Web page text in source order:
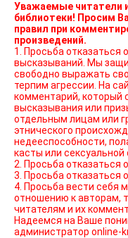
Уважаемые читатели
библиотеки! Просим
правил при
произведений.
1. Просьба отказаться
высказываний. Мы защищаем право наших читателей
свободно выражать
терпим агрессии. На
комментарий, который
высказывания или
отдельным лицам или
этнического
недееспособности,
касты или сексуальной
2. Просьба отказаться
3. Просьба отказаться
4. Просьба вести себя
отношению к авторам,
читателям и их
Надеемся на Ваше
администратор online-